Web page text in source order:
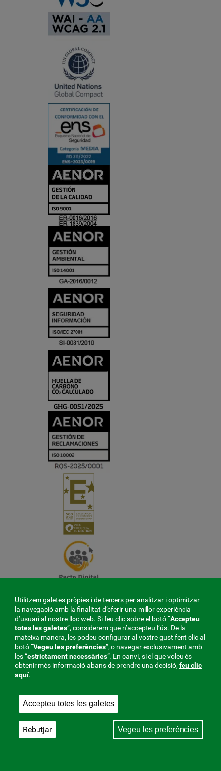
Utilitzem galetes pròpies i de tercers per analitzar i optimitzar
la navegació amb la finalitat d’oferir una millor experiència
d’usuari al nostre lloc web. Si feu clic sobre el botó “Accepteu
totes les galetes”, considerem que n’accepteu l’ús. De la
mateixa manera, les podeu configurar al vostre gust fent clic al
botó “Vegeu les preferències”, o navegar exclusivament amb
les “estrictamentnecessàries”. En canvi, si el que voleu és
obtenir més informació abans de prendre una decisió, feu clic
aquí.
Accepteu totes les galetes
Vegeu les preferències
Rebutjar